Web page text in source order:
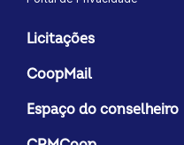
Licitações
CoopMail
Espaço do conselheiro